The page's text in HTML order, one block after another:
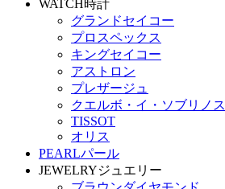
WATCH時計
グランドセイコー
プロスペックス
キングセイコー
アストロン
プレザージュ
クエルボ・イ・ソブリノス
TISSOT
オリス
PEARLパール
JEWELRYジュエリー